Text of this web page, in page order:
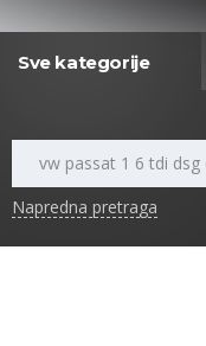
Sve kategorije
Napredna pretraga